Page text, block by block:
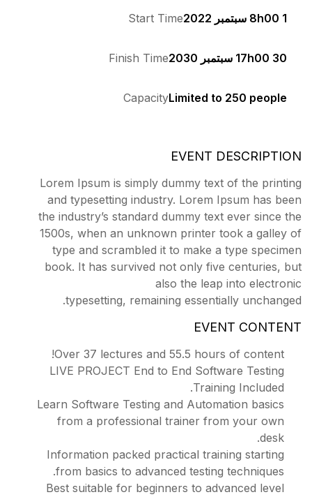
Start
Finish Time
Capacity
Lorem Ipsum is simply
and typesetting
the industry’s standard
1500s, when an
type and scrambled it
book. It has survived
typesetting,
Over 37 lectures and
LIVE PROJECT End
Learn Software Testing
from a professional
Information packed
from basics to
Best suitable for